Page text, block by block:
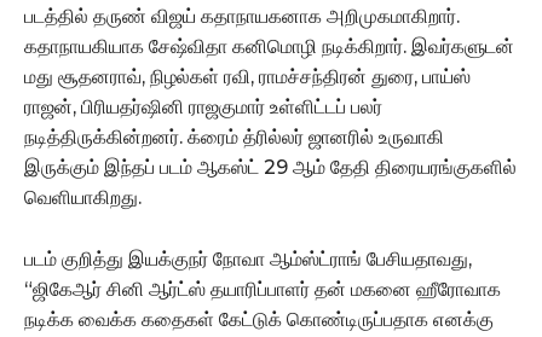
படத்தில் தருண் விஜய் கதாநாயகனாக அறிமுகமாகிறார்.
கதாநாயகியாக சேஷ்விதா கனிமொழி நடிக்கிறார். இவர்களுடன்
மது சூதனராவ், நிழல்கள் ரவி, ராமச்சந்திரன் துரை, பாய்ஸ்
ராஜன், பிரியதர்ஷினி ராஜகுமார் உள்ளிட்டப் பலர்
நடித்திருக்கின்றனர். க்ரைம் த்ரில்லர் ஜானரில் உருவாகி
இருக்கும் இந்தப் படம் ஆகஸ்ட் 29 ஆம் தேதி திரையரங்குகளில்
வெளியாகிறது.
படம் குறித்து இயக்குநர் நோவா ஆம்ஸ்ட்ராங் பேசியதாவது,
“ஜிகேஆர் சினி ஆர்ட்ஸ் தயாரிப்பாளர் தன் மகனை ஹீரோவாக
நடிக்க வைக்க கதைகள் கேட்டுக் கொண்டிருப்பதாக எனக்கு